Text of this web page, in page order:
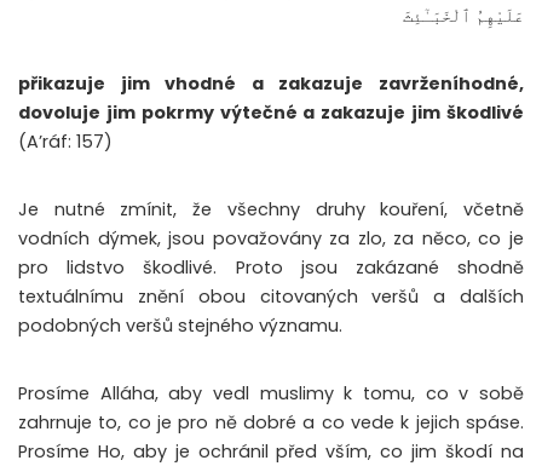
عَلَيْهِمُ ٱلْخَبَـٰٓئِثَ
přikazuje jim vhodné a zakazuje zavrženíhodné,
dovoluje jim pokrmy výtečné a zakazuje jim škodlivé
(A’ráf: 157)
Je nutné zmínit, že všechny druhy kouření, včetně
vodních dýmek, jsou považovány za zlo, za něco, co je
pro lidstvo škodlivé. Proto jsou zakázané shodně
textuálnímu znění obou citovaných veršů a dalších
podobných veršů stejného významu.
Prosíme Alláha, aby vedl muslimy k tomu, co v sobě
zahrnuje to, co je pro ně dobré a co vede k jejich spáse.
Prosíme Ho, aby je ochránil před vším, co jim škodí na